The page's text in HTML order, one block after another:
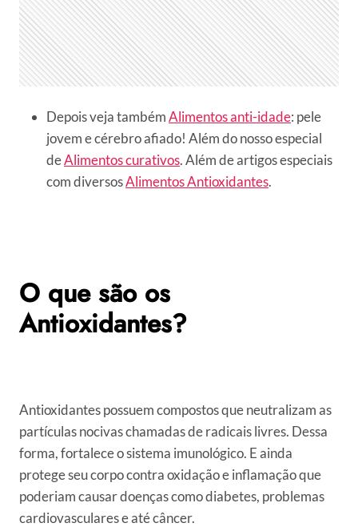
Depois veja tambémAlimentos anti-idade: pele
jovem e cérebro afiado! Além do nosso especial
deAlimentos curativos. Além de artigos especiais
com diversosAlimentos Antioxidantes.
O que são os
Antioxidantes?
Antioxidantes possuem compostos que neutralizam as
partículas nocivas chamadas de radicais livres. Dessa
forma, fortalece o sistema imunológico. E ainda
protege seu corpo contra oxidação e inflamação que
poderiam causar doenças como diabetes, problemas
cardiovasculares e até câncer.